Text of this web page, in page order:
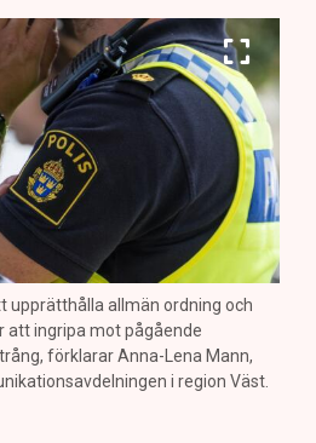
upprätthålla allmän ordning och
att ingripa mot pågående
förklarar Anna-Lena Mann,
i region Väst.